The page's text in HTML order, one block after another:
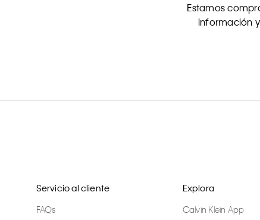
Estamos
información
Servicio al cliente
FAQs
Explora
Calvin Klein App